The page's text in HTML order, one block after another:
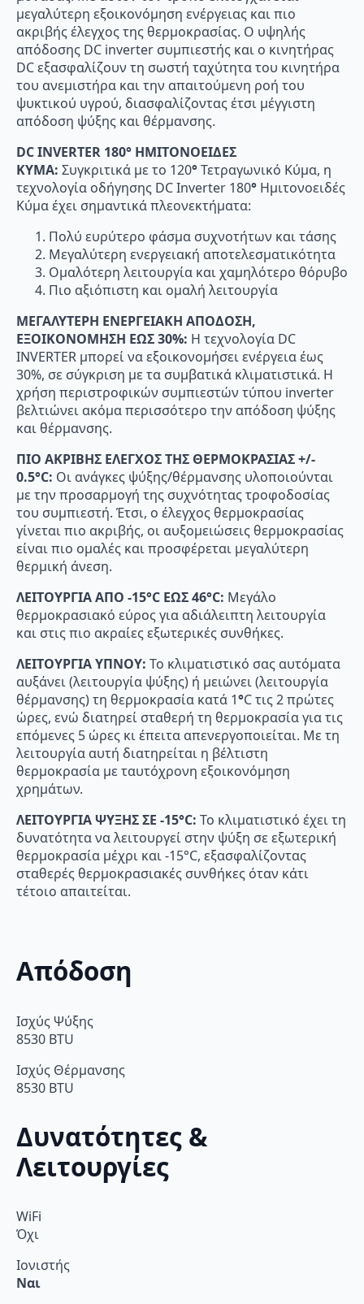
µεγαλύτερη εξοικονόµηση ενέργειας και πιο
ακριβής έλεγχος της θερμοκρασίας. Ο υψηλής
απόδοσης DC inverter συµπιεστής και ο κινητήρας
DC εξασφαλίζουν τη σωστή ταχύτητα του κινητήρα
του ανεμιστήρα και την απαιτούμενη ροή του
ψυκτικού υγρού, διασφαλίζοντας έτσι µέγγιστη
απόδοση ψύξης και θέρμανσης.
DCINVERTER 180° ΗΜΙΤΟΝΟΕΙΔΕΣ
ΚΥΜΑ: Συγκριτικά µε το 120°Τετραγωνικό Κύµα, η
τεχνολογία οδήγησης DC Inverter 180° Ηµιτονοειδές
Κύµα έχει σηµαντικά πλεονεκτήµατα:
Πολύ ευρύτερο φάσµα συχνοτήτων και τάσης
Μεγαλύτερη ενεργειακή αποτελεσματικότητα
Οµαλότερη λειτουργία και χαμηλότερο θόρυβο
Πιο αξιόπιστη και οµαλή λειτουργία
ΜΕΓΑΛΥΤΕΡΗ ΕΝΕΡΓΕΙΑΚΗ ΑΠΟΔΟΣΗ,
ΕΞΟΙΚΟΝΟΜΗΣΗ ΕΩΣ 30%: Η τεχνολογία DC
INVERTER µπορεί να εξοικονοµήσει ενέργεια έως
30%, σε σύγκριση µε τα συµβατικά κλιµατιστικά. Η
χρήση περιστροφικών συµπιεστών τύπου inverter
βελτιώνει ακόµα περισσότερο την απόδοση ψύξης
και θέρµανσης.
ΠΙΟ ΑΚΡΙΒΗΣ ΕΛΕΓΧΟΣ ΤΗΣ ΘΕΡΜΟΚΡΑΣΙΑΣ +/-
0.5°C: Οι ανάγκες ψύξης/θέρμανσης υλοποιούνται
µε την προσαρμογή της συχνότητας τροφοδοσίας
του συμπιεστή. Έτσι, ο έλεγχος θερμοκρασίας
γίνεται πιο ακριβής, οι αυξομειώσεις θερμοκρασίας
είναι πιο ομαλές και προσφέρεται µεγαλύτερη
θερµική άνεση.
ΛΕΙΤΟΥΡΓΙΑ ΑΠΟ -15°C ΕΩΣ 46°C: Μεγάλο
θερμοκρασιακό εύρος για αδιάλειπτη λειτουργία
και στις πιο ακραίες εξωτερικές συνθήκες.
ΛΕΙΤΟΥΡΓΙΑ ΥΠΝΟΥ: Το κλιµατιστικό σας αυτόµατα
αυξάνει (λειτουργία ψύξης) ή μειώνει (λειτουργία
θέρµανσης) τη θερµοκρασία κατά 1°C τις 2 πρώτες
ώρες, ενώ διατηρεί σταθερή τη θερµοκρασία για τις
επόμενες 5 ώρες κι έπειτα απενεργοποιείται. Με τη
λειτουργία αυτή διατηρείται η βέλτιστη
θερμοκρασία µε ταυτόχρονη εξοικονόμηση
χρημάτων.
ΛΕΙΤΟΥΡΓΙΑ ΨΥΞΗΣ ΣΕ -15°C: Το κλιματιστικό έχει τη
δυνατότητα να λειτουργεί στην ψύξη σε εξωτερική
θερμοκρασία μέχρι και -15°C, εξασφαλίζοντας
σταθερές θερμοκρασιακές συνθήκες όταν κάτι
τέτοιο απαιτείται.
Απόδοση
Ισχύς Ψύξης
8530 BTU
Ισχύς Θέρμανσης
8530 BTU
Δυνατότητες &
Λειτουργίες
WiFi
Όχι
Ιονιστής
Ναι